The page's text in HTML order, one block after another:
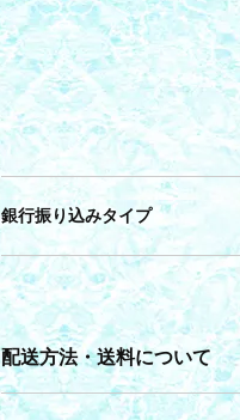
銀行振り込みタイプ
配送方法・送料について